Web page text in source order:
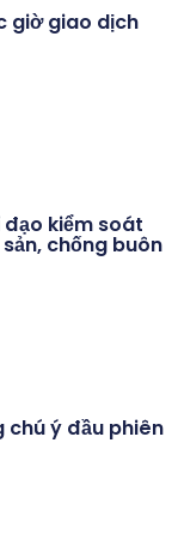
giờ giao dịch
kiểm soát
chống buôn
chú ý đầu phiên